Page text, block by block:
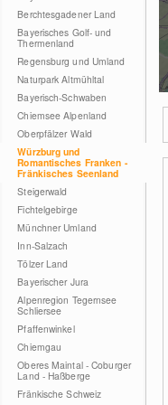
Berchtesgadener Land
Bayerisches Golf- und
Thermenland
Regensburg und Umland
Naturpark Altmühltal
Bayerisch-Schwaben
Chiemsee Alpenland
Oberpfälzer Wald
Würzburg und
Romantisches Franken -
Fränkisches Seenland
Steigerwald
Fichtelgebirge
Münchner Umland
Inn-Salzach
Tölzer Land
Bayerischer Jura
Alpenregion Tegernsee
Schliersee
Pfaffenwinkel
Chiemgau
Oberes Maintal - Coburger
Land - Haßberge
Fränkische Schweiz